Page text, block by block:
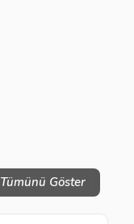
Tümünü Göster